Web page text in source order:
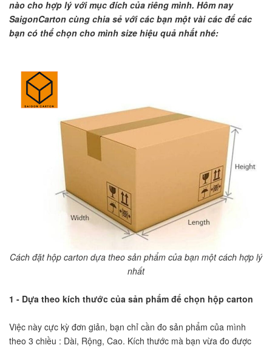
nào cho hợp lý với mục đích của riêng mình. Hôm nay
SaigonCarton cùng chia sẻ với các bạn một vài các để các
bạn có thể chọn cho mình size hiệu quả nhất nhé:
Cách đặt hộp carton dựa theo sản phẩm của bạn một cách hợp lý
nhất
1 - Dựa theo kích thước của sản phẩm để chọn hộp carton
Việc này cực kỳ đơn giản, bạn chỉ cần đo sản phẩm của mình
theo 3 chiều : Dài, Rộng, Cao. Kích thước mà bạn vừa đo được